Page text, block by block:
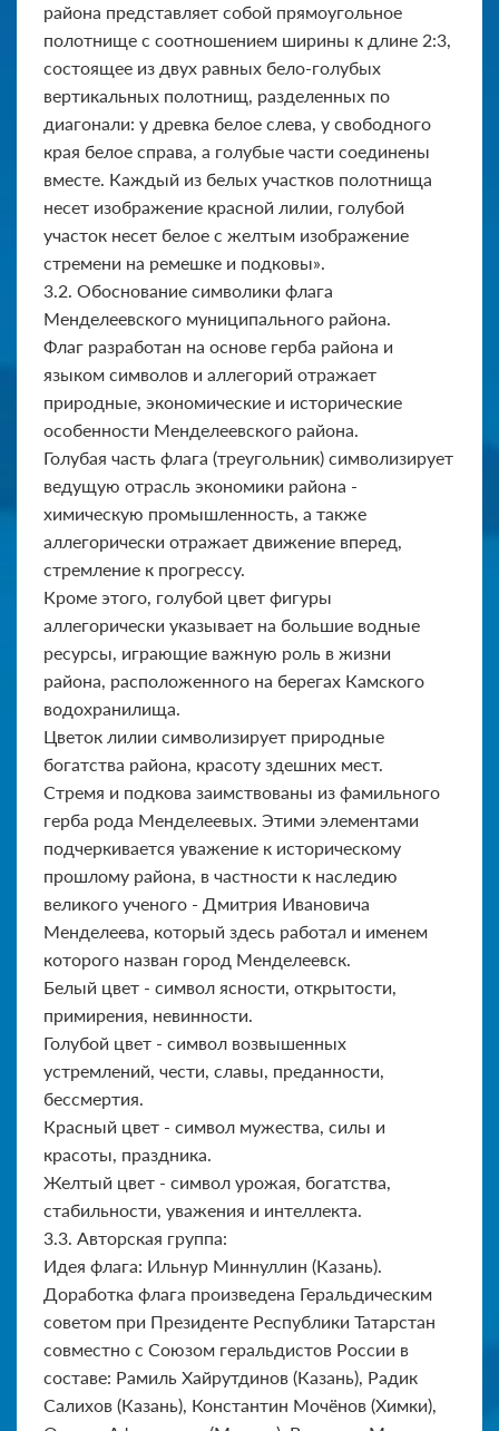
района представляет собой прямоугольное
полотнище с соотношением ширины к длине 2:3,
состоящее из двух равных бело-голубых
вертикальных полотнищ, разделенных по
диагонали: у древка белое слева, у свободного
края белое справа, а голубые части соединены
вместе. Каждый из белых участков полотнища
несет изображение красной лилии, голубой
участок несет белое с желтым изображение
стремени на ремешке и под­ковы».
3.2. Обоснование символики флага
Менделеевского муници­пального района.
Флаг разработан на основе герба района и
языком символов и аллегорий отражает
природные, экономические и исторические
особенности Менделеевского района.
Голубая часть флага (треугольник) символизирует
ведущую отрасль экономики района -
химическую промышленность, а также
аллегорически отражает движение вперед,
стремление к прогрессу.
Кроме этого, голубой цвет фигуры
аллегорически указывает на большие водные
ресурсы, играющие важную роль в жизни
района, расположенного на берегах Камского
водохранилища.
Цветок лилии символизирует природные
богатства района, красоту здешних мест.
Стремя и подкова заимствованы из фамильного
герба рода Менделеевых. Этими элементами
подчеркивается уважение к историческому
прошлому района, в частности к наследию
великого ученого - Дмитрия Ивановича
Менделеева, который здесь работал и именем
которого назван город Менделеевск.
Белый цвет - символ ясности, открытости,
примирения, невинности.
Голубой цвет - символ возвышенных
устремлений, чести, славы, преданности,
бессмертия.
Красный цвет - символ мужества, силы и
красоты, праздника.
Желтый цвет - символ урожая, богатства,
стабильности, уваже­ния и интеллекта.
3.3. Авторская группа:
Идея флага: Ильнур Миннуллин (Казань).
Доработка флага произведена Геральдическим
советом при Президенте Республики Татарстан
совместно с Союзом геральдистов России в
составе: Рамиль Хайрутдинов (Казань), Радик
Салихов (Казань), Константин Мочёнов (Химки),